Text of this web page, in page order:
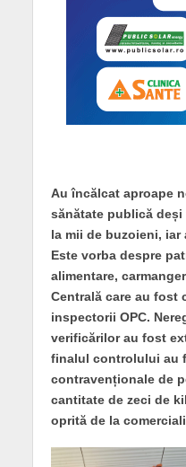
Au încălcat aproape
sănătate publică
la mii de buzoieni,
Este vorba despre
alimentare,
Centrală care au fost
inspectorii OPC.
verificărilor au fost
finalul controlului au
contravenționale de
cantitate de zeci de
oprită de la